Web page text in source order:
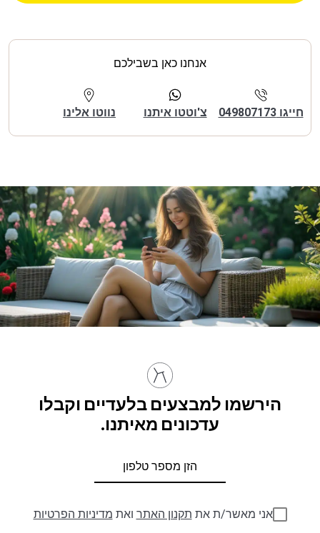
אנחנו כאן בשבילכם
חייגו 049807173 צ'וטטו איתנו נווטו אלינו
הירשמו למבצעים בלעדיים וקבלו
עדכונים מאיתנו.
אני מאשר/ת את תקנון האתר ואת מדיניות הפרטיות